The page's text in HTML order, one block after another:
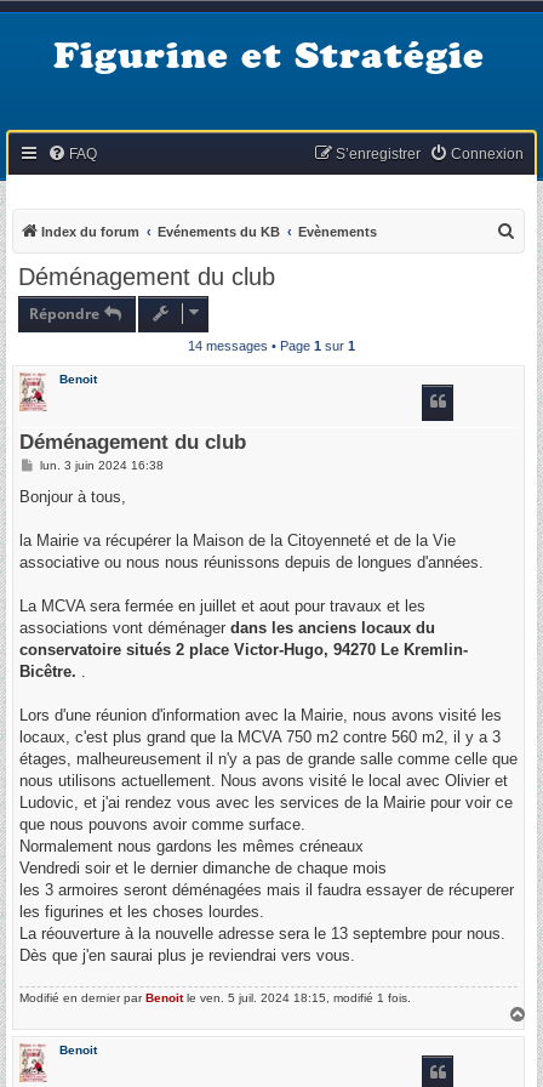
Figurine et Stratégie
FAQ Connexion
S’enregistrer
Index du forum Evénements du KB Evènements
Déménagement du club
Répondre
14 messages • Page 1 sur 1
Benoit
Déménagement du club
M
s
g
lun. 3 juin 2024 16:38
Bonjour à tous,
la Mairie va récupérer la Maison de la Citoyenneté et de la Vie
associative ou nous nous réunissons depuis de longues d'années.
La MCVA sera fermée en juillet et aout pour travaux et les
associations vont déménager dans les anciens locaux du
conservatoire situés 2 place Victor-Hugo, 94270 Le Kremlin-
Bicêtre. .
Lors d'une réunion d'information avec la Mairie, nous avons visité les
locaux, c'est plus grand que la MCVA 750 m2 contre 560 m2, il y a 3
étages, malheureusement il n'y a pas de grande salle comme celle que
nous utilisons actuellement. Nous avons visité le local avec Olivier et
Ludovic, et j'ai rendez vous avec les services de la Mairie pour voir ce
que nous pouvons avoir comme surface.
Normalement nous gardons les mêmes créneaux
Vendredi soir et le dernier dimanche de chaque mois
les 3 armoires seront déménagées mais il faudra essayer de récuperer
les figurines et les choses lourdes.
La réouverture à la nouvelle adresse sera le 13 septembre pour nous.
Dès que j'en saurai plus je reviendrai vers vous.
Modifié en dernier parBenoitle ven. 5 juil. 2024 18:15, modifié 1 fois.
H
Benoit